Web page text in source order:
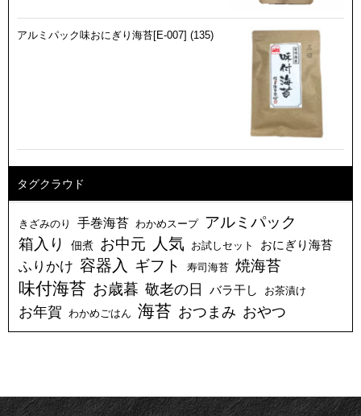
アルミパック味おにぎり海苔[E-007] (135)
タグクラウド
きざみのり 手巻海苔 わかめスープ アルミパック
箱入り 佃煮 お中元 人気 お試しセット おにぎり海苔
ふりかけ 容器入 ギフト 寿司海苔 焼海苔
味付海苔 お歳暮 敬老の日 バラ干し お茶漬け
お年賀 わかめごはん 海苔 おつまみ おやつ